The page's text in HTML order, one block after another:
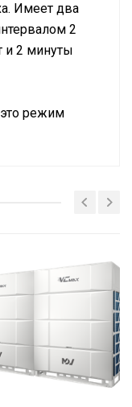
Имеет два
2
и 2 минуты
это режим
DC
40,00
45,00
380-415/50/3
0-35